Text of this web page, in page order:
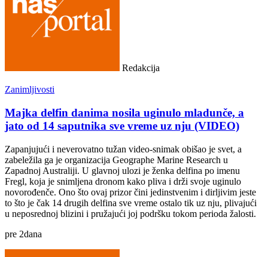
Redakcija
Zanimljivosti
Majka delfin danima nosila uginulo mladunče, a
jato od 14 saputnika sve vreme uz nju (VIDEO)
Zapanjujući i neverovatno tužan video-snimak obišao je svet, a
zabeležila ga je organizacija Geographe Marine Research u
Zapadnoj Australiji. U glavnoj ulozi je ženka delfina po imenu
Fregl, koja je snimljena dronom kako pliva i drži svoje uginulo
novorođenče. Ono što ovaj prizor čini jedinstvenim i dirljivim jeste
to što je čak 14 drugih delfina sve vreme ostalo tik uz nju, plivajući
u neposrednoj blizini i pružajući joj podršku tokom perioda žalosti.
pre 2dana